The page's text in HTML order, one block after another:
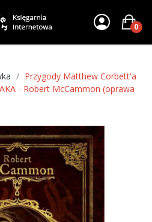
0
Przygody Matthew Corbett'a
- Robert McCammon (oprawa